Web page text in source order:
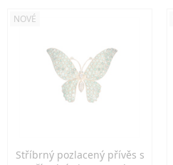
NOVÉ
Stříbrný pozlacený přívěs s